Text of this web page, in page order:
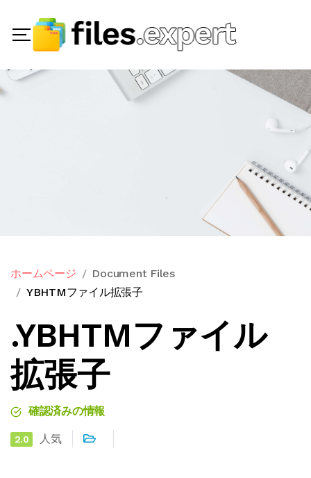
ホームページ
Document Files
YBHTMファイル拡張子
.YBHTMファイル
拡張子
確認済みの情報
2.0 人気